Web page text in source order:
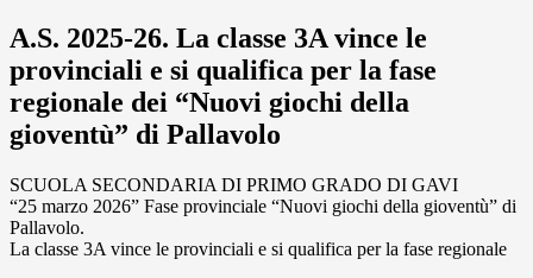
A.S. 2025-26. La classe 3A vince le
provinciali e si qualifica per la fase
regionale dei “Nuovi giochi della
gioventù” di Pallavolo
SCUOLA SECONDARIA DI PRIMO GRADO DI GAVI
“25 marzo 2026” Fase provinciale “Nuovi giochi della gioventù” di
Pallavolo.
La classe 3A vince le provinciali e si qualifica per la fase regionale